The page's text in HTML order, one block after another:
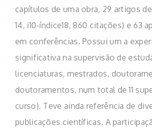
capítulos de uma obra, 29 artigos
14, i10-índice18, 860 citações) e 63
em conferências. Possui um a
significativa na supervisão de
licenciaturas, mestrados,
doutoramentos, num total de 11
curso). Teve ainda referência de
publicações científicas. A